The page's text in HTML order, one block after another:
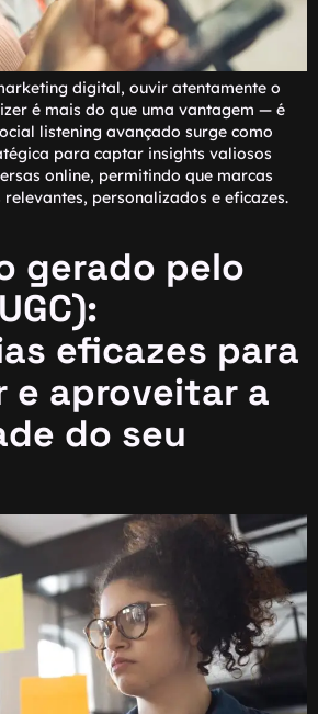
digital, ouvir atentamente o
é mais do que uma vantagem — é
listening avançado surge como
para captar insights valiosos
online, permitindo que marcas
personalizados e eficazes.
gerado pelo
eficazes para
e aproveitar a
do seu